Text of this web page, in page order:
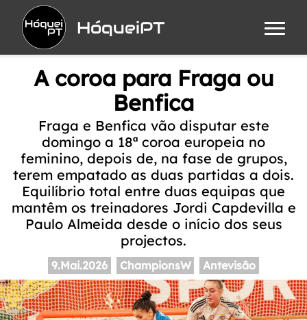
HóqueiPT
A coroa para Fraga ou
Benfica
Fraga e Benfica vão disputar este
domingo a 18ª coroa europeia no
feminino, depois de, na fase de grupos,
terem empatado as duas partidas a dois.
Equilíbrio total entre duas equipas que
mantêm os treinadores Jordi Capdevilla e
Paulo Almeida desde o início dos seus
projectos.
9.Mai.2026 ChampionsW Antevisão